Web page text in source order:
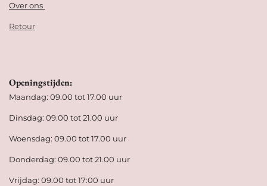
Over ons
Retour
Openingstijden:
Maandag: 09.00 tot 17.00 uur
Dinsdag: 09.00 tot 21.00 uur
Woensdag: 09.00 tot 17.00 uur
Donderdag: 09.00 tot 21.00 uur
Vrijdag: 09.00 tot 17:00 uur